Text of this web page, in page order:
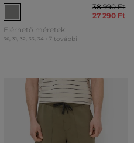
38 990 Ft
27 290 Ft
Elérhető méretek:
30, 31, 32, 33, 34 +7 további